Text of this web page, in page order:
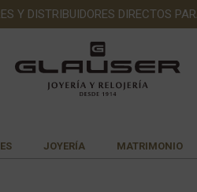
Y DISTRIBUIDORES DIRECTOS
JOYERÍA MATRIMONIO